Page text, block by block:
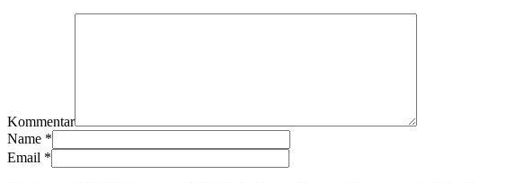
Kommentar
Name *
Email *